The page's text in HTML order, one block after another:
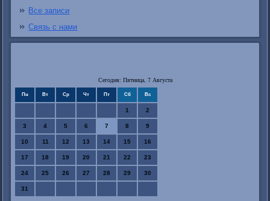
Все записи
Связь с нами
Сегодня: Пятница, 7 Августа
Пн Вт Ср Чт Пт Сб Вс
1 2
3 4 5 6 7 8 9
10 11 12 13 14 15 16
17 18 19 20 21 22 23
24 25 26 27 28 29 30
31